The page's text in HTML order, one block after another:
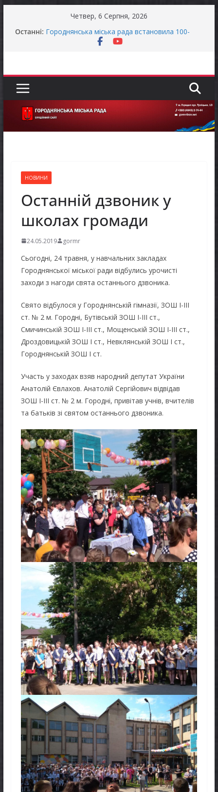
Четвер, 6 Серпня, 2026
Останні: Оголошення про своєчасну сплату земельного
податку та мінімального податкового
щодо яких прийнято рішення про обов’язкову
Відбулась 45-та сесія Городнянської міської
ради восьмого скликання
Фахівці із супроводу ветеранів війни та
демобілізованих осіб в Городнянській громаді
НОВИНИ
Останній дзвоник у
школах громади
24.05.2019 gormr
Сьогодні, 24 травня, у навчальних закладах
Городнянської міської ради відбулись урочисті
заходи з нагоди свята останнього дзвоника.
Свято відбулося у Городнянській гімназії, ЗОШ I-III
ст. № 2 м. Городні, Бутівській ЗОШ I-III ст.,
Смичинській ЗОШ I-III ст., Мощенській ЗОШ I-III ст.,
Дроздовицькій ЗОШ I ст., Невклянській ЗОШ I ст.,
Городнянській ЗОШ I ст.
Участь у заходах взяв народний депутат України
Анатолій Євлахов. Анатолій Сергійович відвідав
ЗОШ I-III ст. № 2 м. Городні, привітав учнів, вчителів
та батьків зі святом останнього дзвоника.